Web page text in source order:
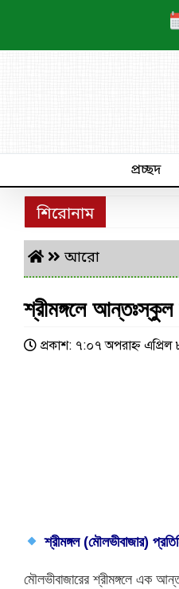
প্রচ্ছদ
শিরোনাম
আরো
শ্রীমঙ্গলে আন্তঃস্কুল
প্রকাশ: ৭:০৭ অপরাহ্ণ
শ্রীমঙ্গল (মৌলভীবাজার)
মৌলভীবাজারের শ্রীমঙ্গলে এক